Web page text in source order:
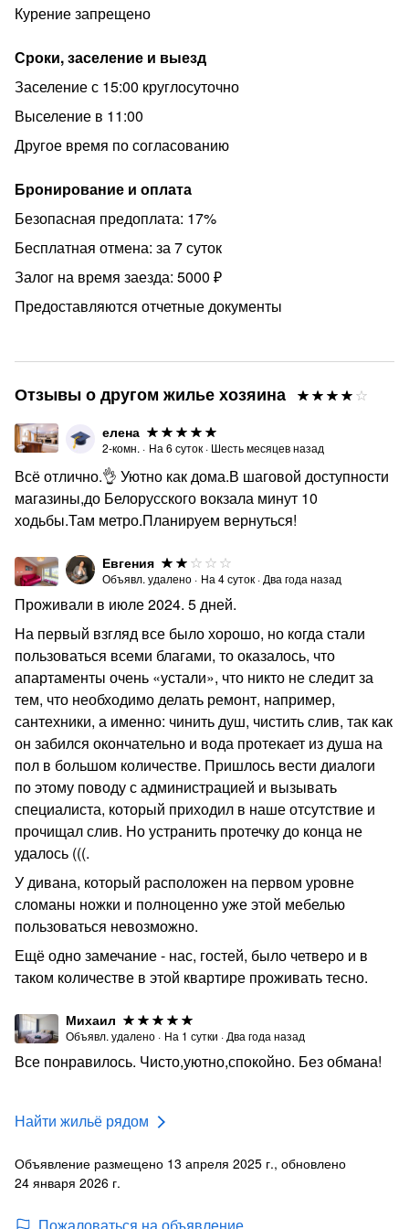
Пишите в личные сообщения — расскажем подробнее
и поможем с бронированием!
В квартире установлен проточный водонагреватель. С
23 июня по 2 июля в квартире будет отсутствовать
горячее водоснабжение, в связи с плановым
отключением Мосводоканала.
Курение запрещено
Сроки, заселение и выезд
Заселение с 15:00 круглосуточно
Выселение в 11:00
Другое время по согласованию
Бронирование и оплата
Безопасная предоплата: 17%
Бесплатная отмена: за 7 суток
Залог на время заезда: 5000 ₽
Предоставляются отчетные документы
Отзывы о другом жилье хозяина
елена
2-комн. · На 6 суток · Шесть месяцев назад
Всё отлично.👌 Уютно как дома.В шаговой доступности
магазины,до Белорусского вокзала минут 10
ходьбы.Там метро.Планируем вернуться!
Евгения
Объявл. удалено · На 4суток · Два года назад
Проживали в июле 2024. 5 дней.
На первый взгляд все было хорошо, но когда стали
пользоваться всеми благами, то оказалось, что
апартаменты очень «устали», что никто не следит за
тем, что необходимо делать ремонт, например,
сантехники, а именно: чинить душ, чистить слив, так как
он забился окончательно и вода протекает из душа на
пол в большом количестве. Пришлось вести диалоги
по этому поводу с администрацией и вызывать
специалиста, который приходил в наше отсутствие и
прочищал слив. Но устранить протечку до конца не
удалось (((.
У дивана, который расположен на первом уровне
сломаны ножки и полноценно уже этой мебелью
пользоваться невозможно.
Ещё одно замечание - нас, гостей, было четверо и в
таком количестве в этой квартире проживать тесно.
Михаил
Объявл. удалено · На 1 сутки · Два года назад
Все понравилось. Чисто,уютно,спокойно. Без обмана!
Найти жильё рядом
Объявление размещено 13 апреля 2025 г., обновлено
24 января 2026 г.